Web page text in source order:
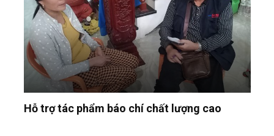
Hỗ trợ tác phẩm báo chí chất lượng cao